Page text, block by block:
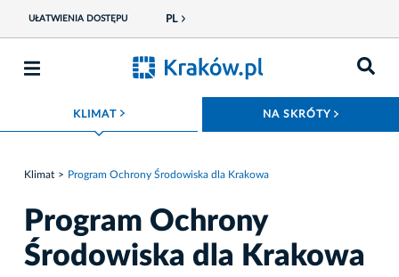
UŁATWIENIA DOSTĘPU PL
KLIMAT ROZWIŃ MENU NA SKRÓTY
Klimat Program Ochrony Środowiska dla Krakowa
Program Ochrony
Środowiska dla Krakowa